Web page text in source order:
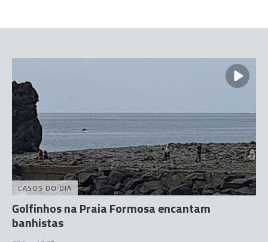
CASOS DO DIA
Golfinhos na Praia Formosa encantam
banhistas